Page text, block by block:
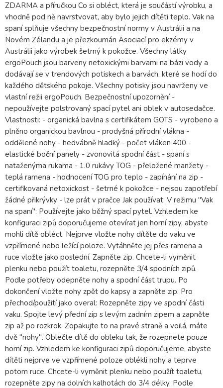
ZDARMA a příručkou Co si obléct, která je součástí výrobku, a
vhodně pod ně navrstvovat, aby bylo jejich dítěti teplo. Vak na
spaní splňuje všechny bezpečnostní normy v Austrálii a na
Novém Zélandu a je přezkoumán Asociací pro ekzémy v
Austrálii jako výrobek šetrný k pokožce. Všechny látky
ergoPouch jsou barveny netoxickými barvami na bázi vody a
dodávají se v trendových potiskech a barvách, které se hodí do
každého dětského pokoje. Všechny potisky jsou navrženy ve
vlastní režii ergoPouch. Bezpečnostní upozornění -
nepoužívejte polstrovaný spací pytel ani oblek v autosedačce.
Vlastnosti: - organická bavlna s certifikátem GOTS - vyrobeno a
plněno organickou bavlnou - prodyšná přírodní vlákna -
oddělené nohy - hedvábně hladký - počet vláken 400 -
elastické boční panely - zvonovitá spodní část - spaní s
nataženýma rukama - 1.0 rukávy TOG - přeložené manžety -
teplá ramena - hodnocení TOG pro teplo - zapínání na zip -
certifikovaná netoxickost - šetrné k pokožce - nejsou zapotřebí
žádné přikrývky - lze prát v pračce Jak používat: V režimu "Vak
na spaní": Používejte jako běžný spací pytel. Vzhledem ke
konfiguraci zipů doporučujeme otevírat jen horní zipy, abyste
mohli dítě obléct. Nejprve vložte nohy dítěte do vaku ve
vzpřímené nebo ležící poloze. Vytáhněte jej přes ramena a
ruce vložte jako poslední. Zapněte zip. Chcete-li vyměnit
plenku nebo použít toaletu, rozepněte 3/4 spodních zipů.
Podle potřeby odepněte nohy a spodní část trupu. Po
dokončení vložte nohy zpět do kapsy a zapněte zip. Pro
přechod/použití jako overal: Rozepněte zipy ve spodní části
vaku. Spojte levý přední zip s levým zadním zipem a zapněte
zip až po rozkrok. Zopakujte to na pravé straně a voilá, máte
dvě "nohy". Oblečte dítě do obleku tak, že rozepnete pouze
horní zip. Vzhledem ke konfiguraci zipů doporučujeme, abyste
dítěti nejprve ve vzpřímené poloze oblékli nohy a teprve
potom ruce. Chcete-li vyměnit plenku nebo použít toaletu,
rozepněte zipy na dolních kalhotách do 3/4 délky. Podle